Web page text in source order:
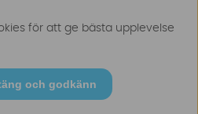
här
för att ge bästa upplevelse
och godkänn